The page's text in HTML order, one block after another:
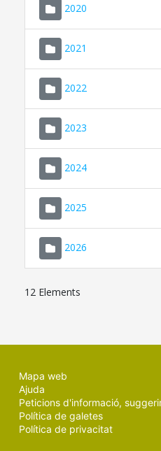
2020
2021
2022
2023
2024
2025
2026
12 Elements
Mapa web
Ajuda
Peticions d'informació,
Política de galetes
Política de privacitat